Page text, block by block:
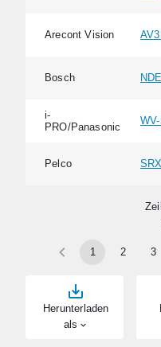
Herunterladen
als
Arecont Vision
Bosch
i-
PRO/Panasonic
Pelco
1 2 3